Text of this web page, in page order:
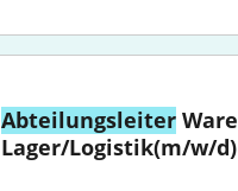
Abteilungsleiter
Lager/Logistik(m/w/d)